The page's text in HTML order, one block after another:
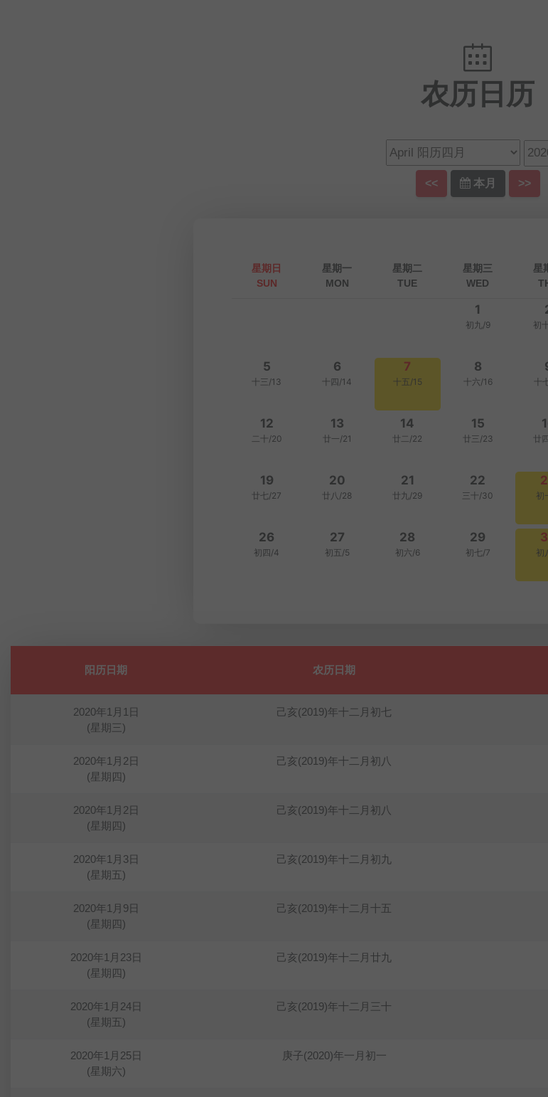
农历日历
<< 本月 >>
星期日
SUN
星期一
MON
星期二
TUE
星期三
WED
星
1
初九/9 初
5
十三/13
6
十四/14
7
十五/15
8
十六/16 十
12
二十/20
13
廿一/21
14
廿二/22
15
廿三/23 廿
19
廿七/27
20
廿八/28
21
廿九/29
22
三十/30 初
26
初四/4
27
初五/5
28
初六/6
29
初七/7 初
阳历日期 农历日期
2020年1月1日
(星期三)
己亥(2019)年十二月初七
2020年1月2日
(星期四)
己亥(2019)年十二月初八
2020年1月2日
(星期四)
己亥(2019)年十二月初八
2020年1月3日
(星期五)
己亥(2019)年十二月初九
2020年1月9日
(星期四)
己亥(2019)年十二月十五
2020年1月23日
(星期四)
己亥(2019)年十二月廿九
2020年1月24日
(星期五)
己亥(2019)年十二月三十
2020年1月25日
(星期六)
庚子(2020)年一月初一